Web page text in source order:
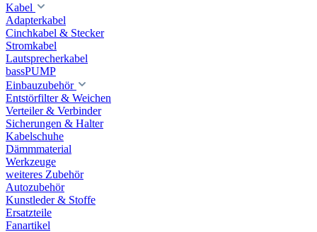
Kabel
Adapterkabel
Cinchkabel & Stecker
Stromkabel
Lautsprecherkabel
bassPUMP
Einbauzubehör
Entstörfilter & Weichen
Verteiler & Verbinder
Sicherungen & Halter
Kabelschuhe
Dämmmaterial
Werkzeuge
weiteres Zubehör
Autozubehör
Kunstleder & Stoffe
Ersatzteile
Fanartikel